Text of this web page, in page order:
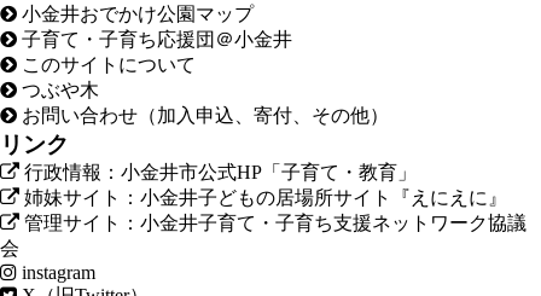
小金井おでかけ公園マップ
子育て・子育ち応援団＠小金井
このサイトについて
つぶや木
お問い合わせ（加入申込、寄付、その他）
リンク
行政情報：小金井市公式HP「子育て・教育」
姉妹サイト：小金井子どもの居場所サイト『えにえに』
管理サイト：小金井子育て・子育ち支援ネットワーク協議
会
instagram